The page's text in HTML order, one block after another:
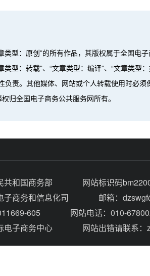
类型：原创”的所有作品，其版权属于全国电
类型：转载”、“文章类型：编译”、“文章类
负责。其他媒体、网站或个人转载使用时必
归全国电子商务公共服务网所有。
共和国商务部
网站标识码
子商务和信息化司
邮箱：
605
网站电话：010-
电子商务中心 网站出错请联系